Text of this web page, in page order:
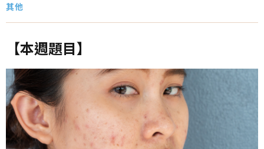
其他
【本週題目】